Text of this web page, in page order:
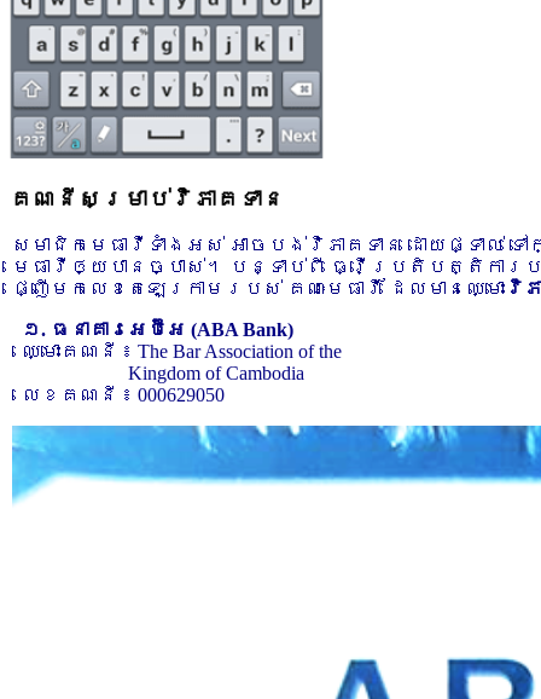
គណនីសម្រាប់វិភាគទាន
សមាជិកមេធាវីទាំងអស់ អាចបង់វិភាគទាន ដោយផ្ទាល់
មេធាវីឲ្យបានច្បាស់។ បន្ទាប់ពី ធ្វើប្រតិបត្តិកា
ផ្ញើមកលេខតេឡេក្រាមរបស់ គណៈមេធាវី ដែលមានឈ្មោះ វិភ
១. ធនាគារអេប៊ីអេ (ABA Bank)
ឈ្មោះគណនី ៖ The Bar Association of the
Kingdom of Cambodia
លេខគណនី ៖ 000629050